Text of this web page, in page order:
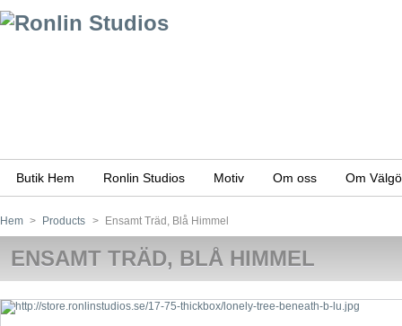
Butik Hem Ronlin Studios Motiv Om oss Om
Hem > Products > Ensamt Träd, Blå Himmel
ENSAMT TRÄD, BLÅ HIMMEL